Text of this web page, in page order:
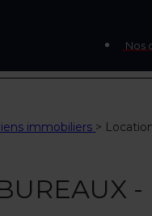
Nos
immobiliers >